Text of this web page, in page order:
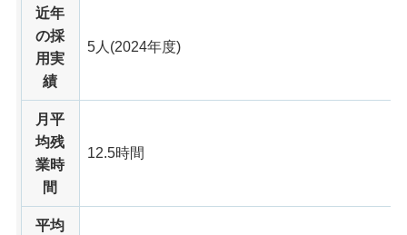
近年
の採
用実
績
5人(2024年度)
月平
均残
業時
間
12.5時間
平均